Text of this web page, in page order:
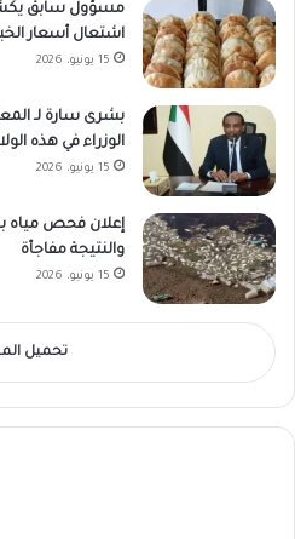
مسؤول سابق
اشتعال أسعار
15 يونيو، 2026
بشرى سارة لـ
الوزراء في هذه
15 يونيو، 2026
إعلان فحص مياه
والنتيجة مفاجأة
15 يونيو، 2026
تحميل